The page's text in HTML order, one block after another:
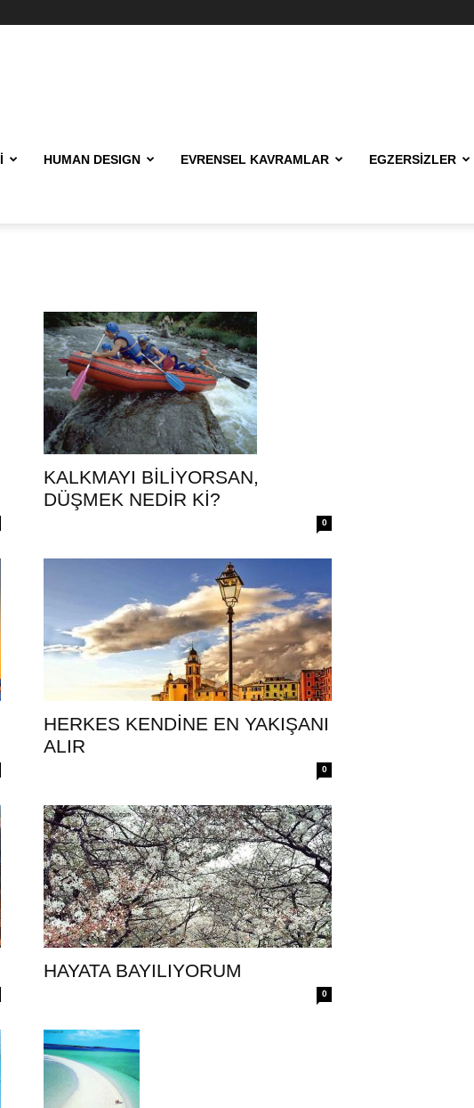
HUMAN DESIGN EVRENSEL KAVRAMLAR EGZERSIZLER
KALKMAYI BİLİYORSAN,
DÜŞMEK NEDİR Kİ?
0
HERKES KENDİNE EN YAKIŞANI
ALIR
0
HAYATA BAYILIYORUM
0